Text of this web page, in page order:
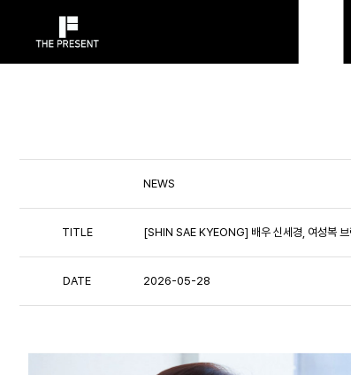
NEWS
TITLE [SHIN SAE KYEONG] 배우 신세경, 여성복
DATE 2026-05-28